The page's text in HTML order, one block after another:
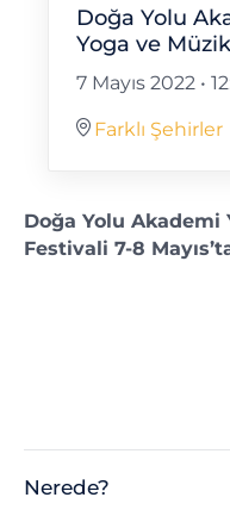
Doğa Yolu
Yoga ve
7 Mayıs 2022 •
Farklı Şehirler
Doğa Yolu Akademi
Festivali 7-8
Nerede?